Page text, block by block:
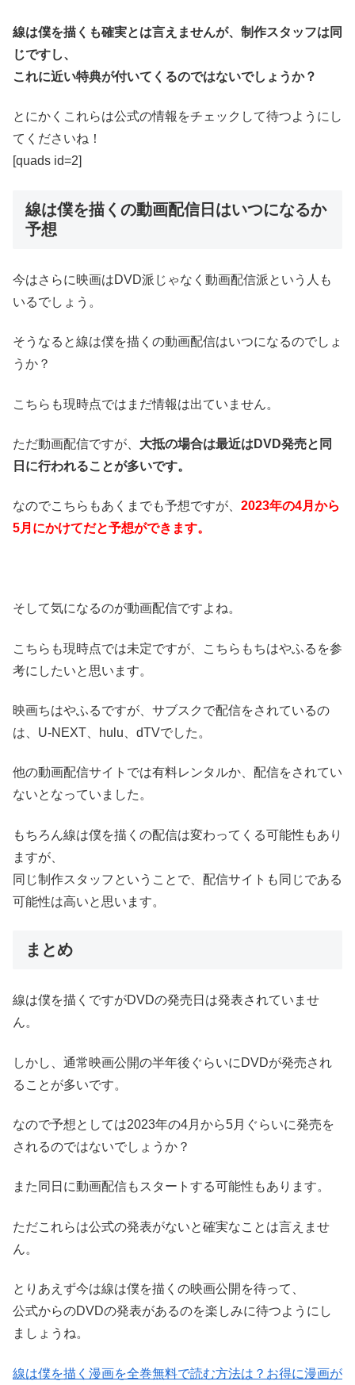
線は僕を描くも確実とは言えませんが、制作スタッフは同
じですし、
これに近い特典が付いてくるのではないでしょうか？
とにかくこれらは公式の情報をチェックして待つようにし
てくださいね！
[quads id=2]
線は僕を描くの動画配信日はいつになるか
予想
今はさらに映画はDVD派じゃなく動画配信派という人も
いるでしょう。
そうなると線は僕を描くの動画配信はいつになるのでしょ
うか？
こちらも現時点ではまだ情報は出ていません。
ただ動画配信ですが、 大抵の場合は最近はDVD発売と同
日に行われることが多いです。
なのでこちらもあくまでも予想ですが、 2023年の4月から
5月にかけてだと予想ができます。
そして気になるのが動画配信ですよね。
こちらも現時点では未定ですが、こちらもちはやふるを参
考にしたいと思います。
映画ちはやふるですが、サブスクで配信をされているの
は、U-NEXT、hulu、dTVでした。
他の動画配信サイトでは有料レンタルか、配信をされてい
ないとなっていました。
もちろん線は僕を描くの配信は変わってくる可能性もあり
ますが、
同じ制作スタッフということで、配信サイトも同じである
可能性は高いと思います。
まとめ
線は僕を描くですがDVDの発売日は発表されていませ
ん。
しかし、通常映画公開の半年後ぐらいにDVDが発売され
ることが多いです。
なので予想としては2023年の4月から5月ぐらいに発売を
されるのではないでしょうか？
また同日に動画配信もスタートする可能性もあります。
ただこれらは公式の発表がないと確実なことは言えませ
ん。
とりあえず今は線は僕を描くの映画公開を待って、
公式からのDVDの発表があるのを楽しみに待つようにし
ましょうね。
線は僕を描く漫画を全巻無料で読む方法は？お得に漫画が